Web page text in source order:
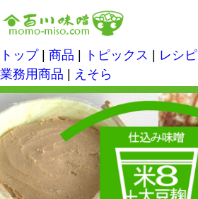
トップ| 商品 トピックス レシピ
業務用商品
えそら